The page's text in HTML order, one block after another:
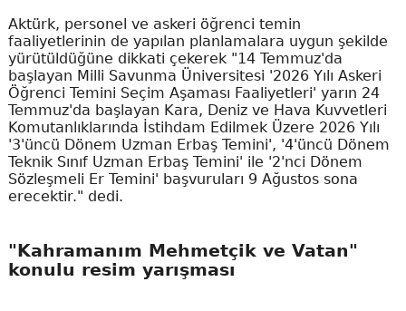
Aktürk, personel ve askeri öğrenci temin
faaliyetlerinin de yapılan planlamalara uygun şekilde
yürütüldüğüne dikkati çekerek "14 Temmuz'da
başlayan Milli Savunma Üniversitesi '2026 Yılı Askeri
Öğrenci Temini Seçim Aşaması Faaliyetleri' yarın 24
Temmuz'da başlayan Kara, Deniz ve Hava Kuvvetleri
Komutanlıklarında İstihdam Edilmek Üzere 2026 Yılı
'3'üncü Dönem Uzman Erbaş Temini', '4'üncü Dönem
Teknik Sınıf Uzman Erbaş Temini' ile '2'nci Dönem
Sözleşmeli Er Temini' başvuruları 9 Ağustos sona
erecektir." dedi.
"Kahramanım Mehmetçik ve Vatan"
konulu resim yarışması